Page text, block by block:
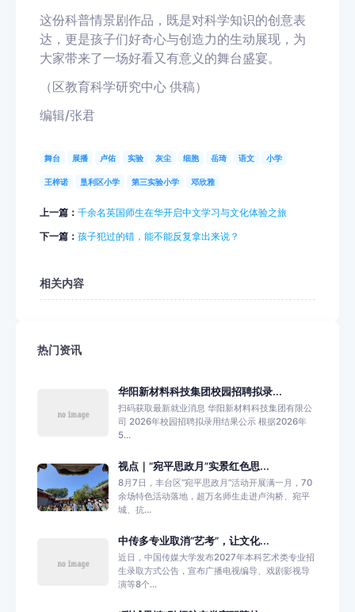
这份科普情景剧作品，既是对科学知识的创意表
达，更是孩子们好奇心与创造力的生动展现，为
大家带来了一场好看又有意义的舞台盛宴。
（区教育科学研究中心 供稿）
编辑/张君
舞台 展播 卢佑 实验 灰尘 细胞 岳琦 语文 小学
王梓诺 垦利区小学 第三实验小学 邓欣雅
上一篇： 千余名英国师生在华开启中文学习与文化体验之旅
下一篇： 孩子犯过的错，能不能反复拿出来说？
相关内容
热门资讯
华阳新材料科技集团校园招聘拟录...
扫码获取最新就业消息 华阳新材料科技集团有限公
司 2026年校园招聘拟录用结果公示 根据2026年
5...
视点｜“宛平思政月”实景红色思...
8月7日，丰台区“宛平思政月”活动开展满一月，70
余场特色活动落地，超万名师生走进卢沟桥、宛平
城、抗...
中传多专业取消“艺考”，让文化...
近日，中国传媒大学发布2027年本科艺术类专业招
生录取方式公告，宣布广播电视编导、戏剧影视导
演等8个...